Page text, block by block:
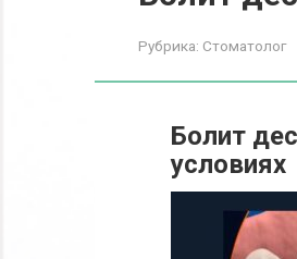
Рубрика: Стоматолог
Болит
условиях